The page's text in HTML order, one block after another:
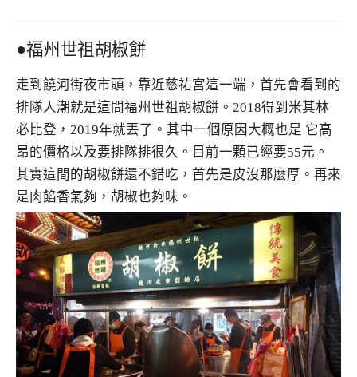
●福州世祖胡椒餅
走到饒河街夜市頭，靠近慈祐宮這一端，首先會看到的
排隊人潮就是這間福州世祖胡椒餅。2018得到米其林
必比登，2019年就丟了。其中一個原因大概也是 它高
昂的價格以及要排隊排很久。目前一顆已經要55元。
其實這間的胡椒餅還不錯吃，首先是皮沒那麼厚。再來
是肉餡香氣夠，胡椒也夠味。